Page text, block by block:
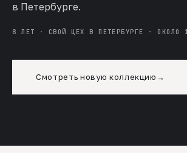
в Петербурге.
8 ЛЕТ · СВОЙ ЦЕХ В ПЕТЕРБУРГЕ · ОКОЛО
Смотреть новую коллекцию →